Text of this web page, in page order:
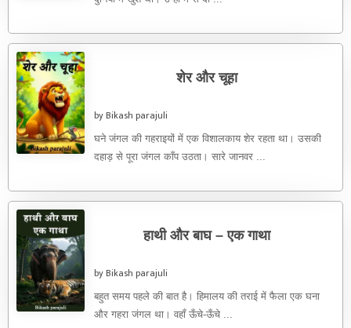
शेर और चूहा
by Bikash parajuli
घने जंगल की गहराइयों में एक विशालकाय शेर रहता था। उसकी
दहाड़ से पूरा जंगल काँप उठता। सारे जानवर ...
हाथी और बाघ – एक गाथा
by Bikash parajuli
बहुत समय पहले की बात है। हिमालय की तराई में फैला एक घना
और गहरा जंगल था। वहाँ ऊँचे-ऊँचे ...